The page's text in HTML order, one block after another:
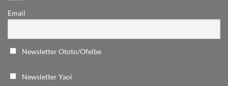
Email
Newsletter Ototo/Ofelbe
Newsletter Yaoi